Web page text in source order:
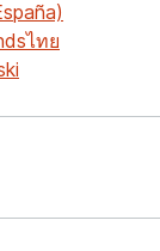
ไทย